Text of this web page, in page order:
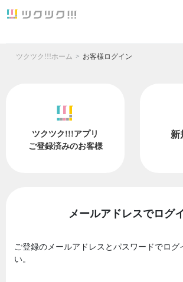
ツクツク!!!ホーム お客様ログイン
ツクツク!!!アプリ
ご登録済みのお客様
新
メールアドレスでログ
ご登録のメールアドレスとパスワードでログ
い。